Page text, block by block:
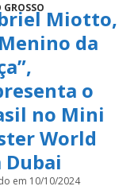
Miotto,
da
o
no Mini
World
Dubai
em 10/10/2024